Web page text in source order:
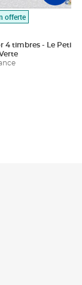
offerte
4 timbres - Le Petit